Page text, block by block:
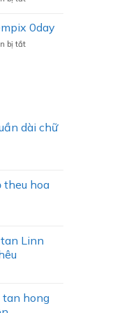
Tempix
0day
0day
bị tắtở
dài chữ
theu hoa
Linn
tan hong